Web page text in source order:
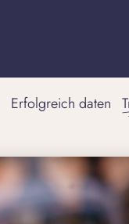
Erfolgreich daten